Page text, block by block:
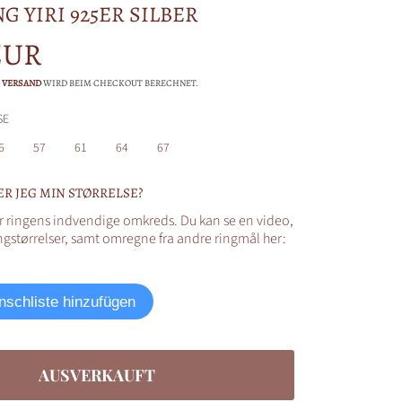
YIRI 925ER SILBER
VERSANDWIRD BEIM CHECKOUT BERECHNET.
57 61 64 67
JEG MIN STØRRELSE?
ringens indvendige omkreds. Du kan se en video,
samt omregne fra andre ringmål her:
hinzufügen
AUSVERKAUFT